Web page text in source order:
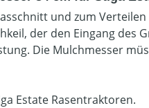
und zum
der den Eingang des
Die Mulchmesser
Estate Rasentraktoren.